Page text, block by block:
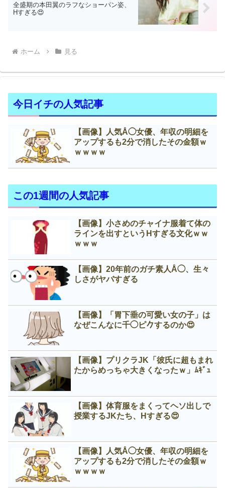
全盛期の本田翼のラフなショーパン姿、
Нすぎる😍
ホーム 見る
今日イチの人気記事
【画像】人気Å◯女優、年収の明細を
アップするも2分で消したその金額ｗ
ｗｗｗｗ
この1週間の人気記事
【画像】小さめのチャイナ服着て体の
ラインを出すというНすぎる文化ｗｗ
ｗｗｗ
【画像】20年前のガチ素人Å◯、生々
しさがヤバすぎる
【画像】「胃下垂の可愛い女の子」は
なぜこんなに千◯ピ𠂊するのか😍
【画像】プリクラJK「彼氏に超もまれ
たからめっちゃ大きくなったｗ」ﾑｷﾞｭ
【画像】体育服をまくってヘソ出しで
授業するJKたち、Нすぎる😍
【画像】人気Å◯女優、年収の明細を
アップするも2分で消したその金額ｗ
ｗｗｗｗ